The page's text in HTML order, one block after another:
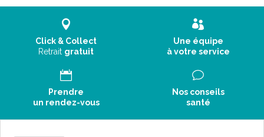
Click & Collect
Retrait gratuit
Une équipe
à votre service
Prendre
un rendez-vous
Nos conseils
santé